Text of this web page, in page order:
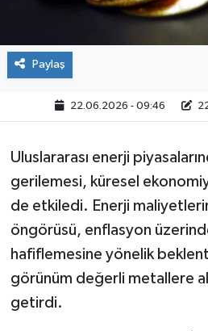
Paylaş
22.06.2026 - 09:46
Uluslararası enerji
gerilemesi, küresel
de etkiledi. Enerji
öngörüsü, enflasyon
hafiflemesine yönelik
görünüm değerli metallere
getirdi.